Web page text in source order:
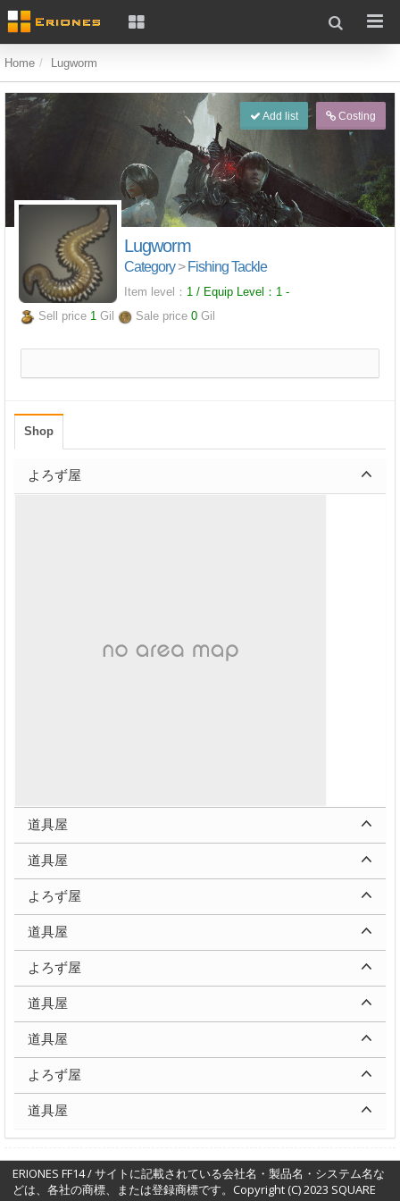
Home Lugworm
Add list Costing
Lugworm
Category> Fishing Tackle
Item level： 1 / Equip Level： 1 -
Sell price 1 Gil Sale price 0 Gil
Shop
よろず屋
道具屋
道具屋
よろず屋
道具屋
よろず屋
道具屋
道具屋
よろず屋
道具屋
ERIONES FF14 / サイトに記載されている会社名・製品名・システム名な
どは、各社の商標、または登録商標です。Copyright (C) 2023 SQUARE